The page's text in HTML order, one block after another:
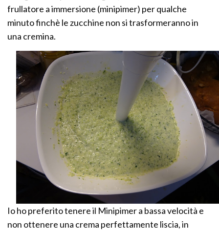
frullatore a immersione (minipimer) per qualche
minuto finchè le zucchine non si trasformeranno in
una cremina.
Io ho preferito tenere il Minipimer a bassa velocità e
non ottenere una crema perfettamente liscia, in